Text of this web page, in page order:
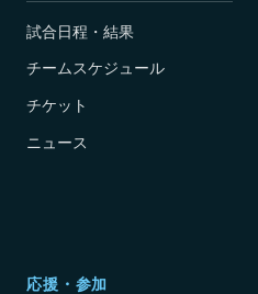
試合日程・結果
チームスケジュール
チケット
ニュース
応援・参加